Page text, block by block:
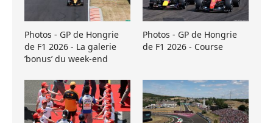
Photos - GP de Hongrie
de F1 2026 - La galerie
’bonus’ du week-end
Photos - GP de Hongrie
de F1 2026 - Course